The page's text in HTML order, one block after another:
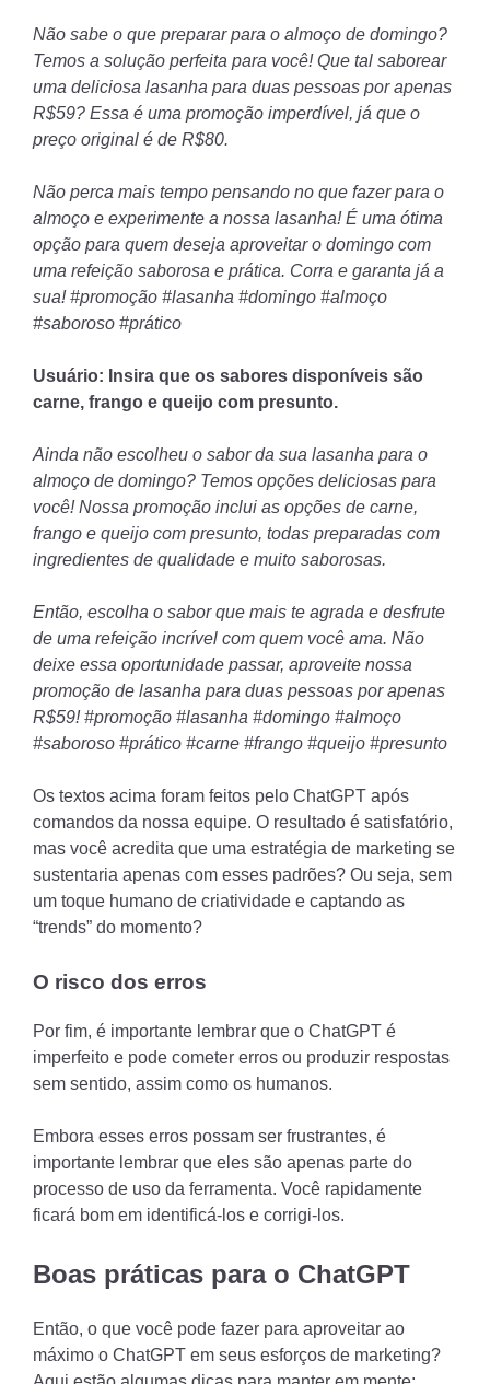
Não sabe o que preparar para o almoço de domingo?
Temos a solução perfeita para você! Que tal saborear
uma deliciosa lasanha para duas pessoas por apenas
R$59? Essa é uma promoção imperdível, já que o
preço original é de R$80.
Não perca mais tempo pensando no que fazer para o
almoço e experimente a nossa lasanha! É uma ótima
opção para quem deseja aproveitar o domingo com
uma refeição saborosa e prática. Corra e garanta já a
sua! #promoção #lasanha #domingo #almoço
#saboroso #prático
Usuário: Insira que os sabores disponíveis são
carne, frango e queijo com presunto.
Ainda não escolheu o sabor da sua lasanha para o
almoço de domingo? Temos opções deliciosas para
você! Nossa promoção inclui as opções de carne,
frango e queijo com presunto, todas preparadas com
ingredientes de qualidade e muito saborosas.
Então, escolha o sabor que mais te agrada e desfrute
de uma refeição incrível com quem você ama. Não
deixe essa oportunidade passar, aproveite nossa
promoção de lasanha para duas pessoas por apenas
R$59! #promoção #lasanha #domingo #almoço
#saboroso #prático #carne #frango #queijo #presunto
Os textos acima foram feitos pelo ChatGPT após
comandos da nossa equipe. O resultado é satisfatório,
mas você acredita que uma estratégia de marketing se
sustentaria apenas com esses padrões? Ou seja, sem
um toque humano de criatividade e captando as
“trends” do momento?
O risco dos erros
Por fim, é importante lembrar que o ChatGPT é
imperfeito e pode cometer erros ou produzir respostas
sem sentido, assim como os humanos.
Embora esses erros possam ser frustrantes, é
importante lembrar que eles são apenas parte do
processo de uso da ferramenta. Você rapidamente
ficará bom em identificá-los e corrigi-los.
Boas práticas para o ChatGPT
Então, o que você pode fazer para aproveitar ao
máximo o ChatGPT em seus esforços de marketing?